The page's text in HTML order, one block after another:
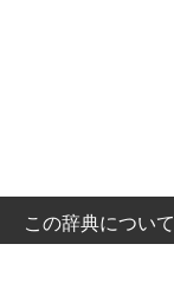
この辞典について